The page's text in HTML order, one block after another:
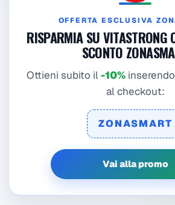
OFFERTA ESCLUSIVA
RISPARMIA SU VITASTRONG
SCONTO
Ottieni subito il -10%
al checkout:
ZONASMART
Vai alla promo